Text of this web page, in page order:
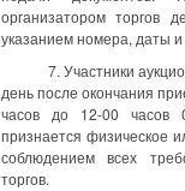
организатором торгов
указанием номера, даты
7. Участники
день после окончания
часов до 12-00 часов
признается физическое
соблюдением всех
торгов.